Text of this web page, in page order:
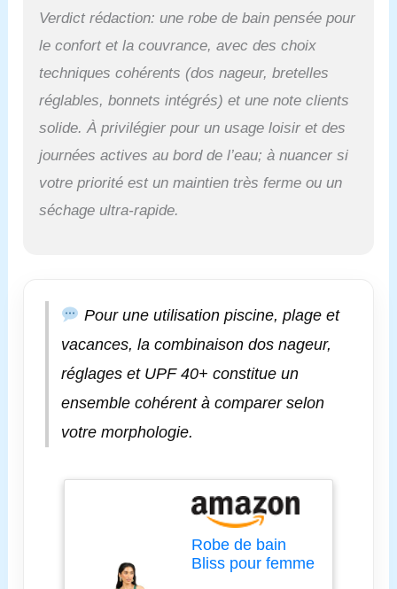
Verdict rédaction: une robe de bain pensée pour
le confort et la couvrance, avec des choix
techniques cohérents (dos nageur, bretelles
réglables, bonnets intégrés) et une note clients
solide. À privilégier pour un usage loisir et des
journées actives au bord de l’eau; à nuancer si
votre priorité est un maintien très ferme ou un
séchage ultra-rapide.
Pour une utilisation piscine, plage et
vacances, la combinaison dos nageur,
réglages et UPF 40+ constitue un
ensemble cohérent à comparer selon
votre morphologie.
Robe de bain
Bliss pour femme